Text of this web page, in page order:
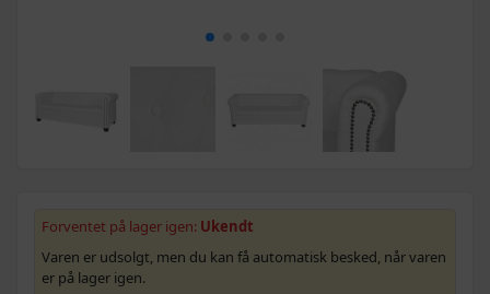
Forventet på lager igen: Ukendt
Varen er udsolgt, men du kan få automatisk besked, når varen
er på lager igen.